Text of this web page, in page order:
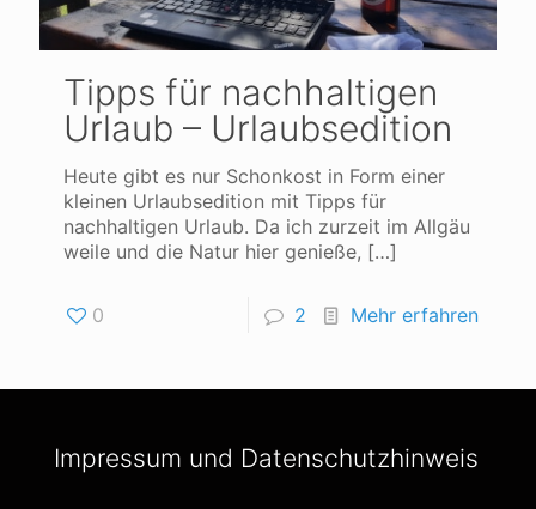
Tipps für nachhaltigen
Urlaub – Urlaubsedition
Heute gibt es nur Schonkost in Form einer
kleinen Urlaubsedition mit Tipps für
nachhaltigen Urlaub. Da ich zurzeit im Allgäu
weile und die Natur hier genieße, […]
0 2 Mehr erfahren
Impressum und Datenschutzhinweis